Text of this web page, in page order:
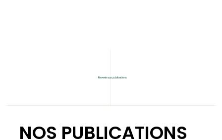
NOS PUBLICATIONS
Revenir aux publications